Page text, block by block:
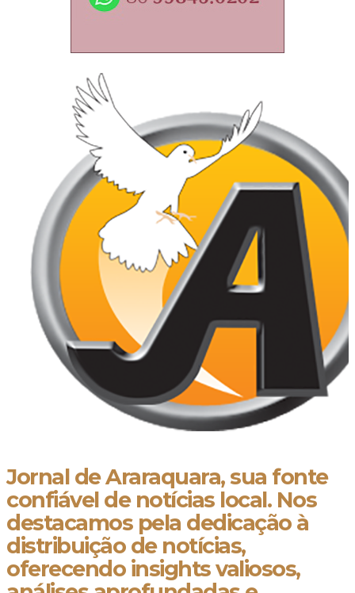
Jornal de Araraquara, sua fonte
confiável de notícias local. Nos
destacamos pela dedicação à
distribuição de notícias,
oferecendo insights valiosos,